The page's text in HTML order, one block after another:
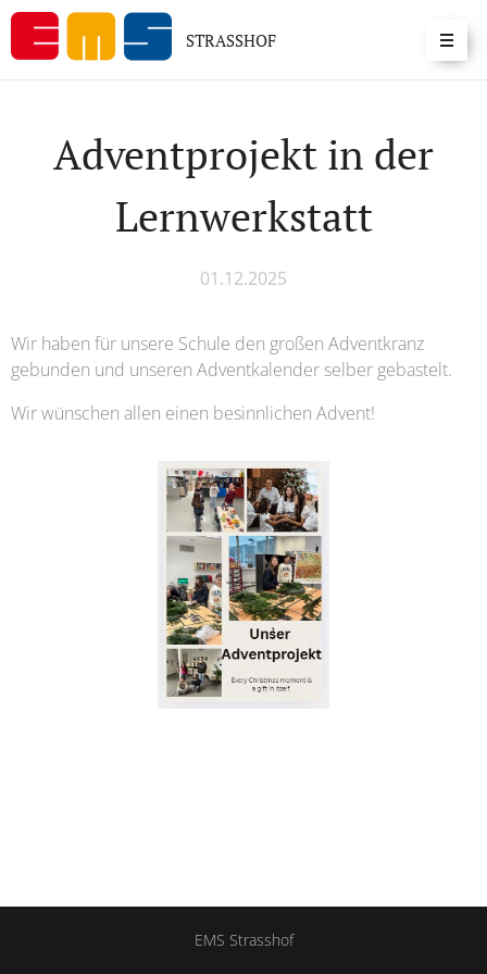
STRASSHOF
Adventprojekt in der
Lernwerkstatt
01.12.2025
Wir haben für unsere Schule den großen Adventkranz
gebunden und unseren Adventkalender selber gebastelt.
Wir wünschen allen einen besinnlichen Advent!
EMS Strasshof